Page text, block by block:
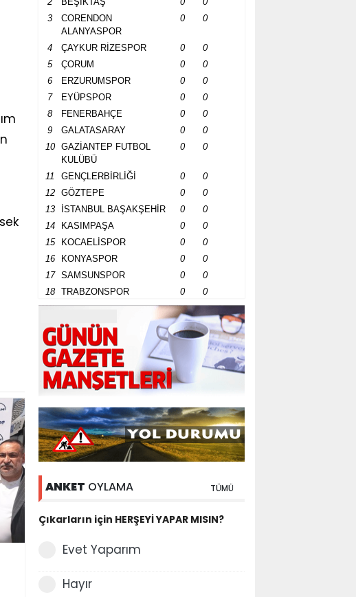
3
CORENDON
ALANYASPOR
0 0
4 ÇAYKUR RİZESPOR 0
0
5
ÇORUM 0
0
6
ERZURUMSPOR 0
0
7
EYÜPSPOR 0
0
8
FENERBAHÇE 0
0
9
GALATASARAY 0
0
10
GAZİANTEP FUTBOL
KULÜBÜ
0 0
11 GENÇLERBİRLİĞİ 0
0
12
GÖZTEPE 0
0
13
İSTANBUL BAŞAKŞEHİR 0
0
14
KASIMPAŞA 0
0
15
KOCAELİSPOR 0
0
16
KONYASPOR 0
0
17
SAMSUNSPOR 0
0
18
TRABZONSPOR 0 0
ANKET OYLAMA TÜMÜ
Çıkarların için HERŞEYİ YAPAR MISIN?
Evet Yaparım
Hayır